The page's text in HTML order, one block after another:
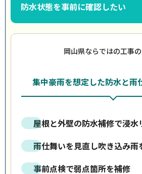
防水状態を事前に確認したい
岡山県ならではの工事
集中豪雨を想定した防水と雨
屋根と外壁の防水補修で浸水
雨仕舞いを見直し吹き込み雨
事前点検で弱点箇所を補修